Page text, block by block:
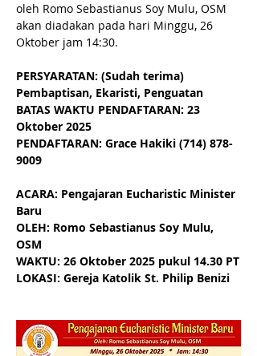
oleh Romo Sebastianus Soy Mulu, OSM
akan diadakan pada hari Minggu, 26
Oktober jam 14:30.
PERSYARATAN: (Sudah terima)
Pembaptisan, Ekaristi, Penguatan
BATAS WAKTU PENDAFTARAN: 23
Oktober 2025
PENDAFTARAN: Grace Hakiki (714) 878-
9009
ACARA: Pengajaran Eucharistic Minister
Baru
OLEH: Romo Sebastianus Soy Mulu,
OSM
WAKTU: 26 Oktober 2025 pukul 14.30 PT
LOKASI: Gereja Katolik St. Philip Benizi